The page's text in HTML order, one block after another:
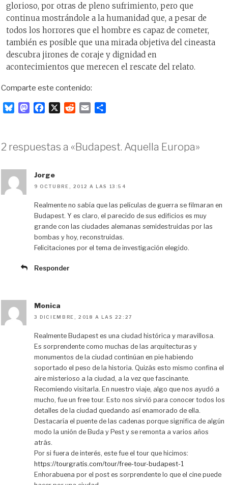
glorioso, por otras de pleno sufrimiento, pero que
continua mostrándole a la humanidad que, a pesar de
todos los horrores que el hombre es capaz de cometer,
también es posible que una mirada objetiva del cineasta
descubra jirones de coraje y dignidad en
acontecimientos que merecen el rescate del relato.
Comparte este contenido:
s
y
M
o
o
e
b
o
k
X
d
i
i
l
a
2 respuestas a «Budapest. Aquella Europa»
Jorge
9 OCTUBRE, 2012 A LAS 13:54
Realmente no sabía que las películas de guerra se filmaran en
Budapest. Y es claro, el parecido de sus edificios es muy
grande con las ciudades alemanas semidestruidas por las
bombas y hoy, reconstruidas.
Felicitaciones por el tema de investigación elegido.
Responder
Monica
3 DICIEMBRE, 2018 A LAS 22:27
Realmente Budapest es una ciudad histórica y maravillosa.
Es sorprendente como muchas de las arquitecturas y
monumentos de la ciudad continúan en pie habiendo
soportado el peso de la historia. Quizás esto mismo confina el
aire misterioso a la ciudad, a la vez que fascinante.
Recomiendo visitarla. En nuestro viaje, algo que nos ayudó a
mucho, fue un free tour. Esto nos sirvió para conocer todos los
detalles de la ciudad quedando así enamorado de ella.
Destacaría el puente de las cadenas porque significa de algún
modo la unión de Buda y Pest y se remonta a varios años
atrás.
Por si fuera de interés, este fue el tour que hicimos:
https://tourgratis.com/tour/free-tour-budapest-1
Enhorabuena por el post es sorprendente lo que el cine puede